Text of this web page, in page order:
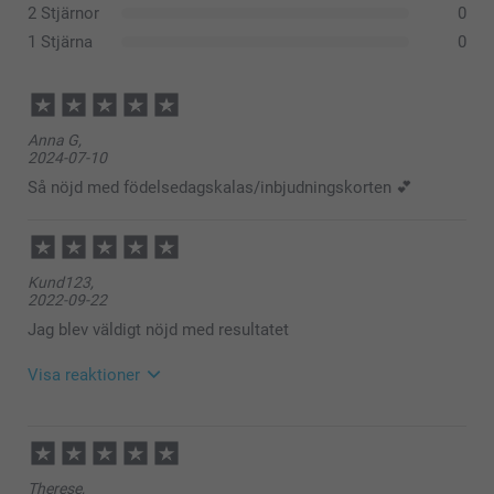
Papper 120 g
Mörkröd
Lavendel
Brun
Papper 160 g
Gnistrande Silver
Gnistrande Guld
2 Stjärnor
0
1 Stjärna
0
Anna G,
2024-07-10
Så nöjd med födelsedagskalas/inbjudningskorten 💕
Kund123,
2022-09-22
Jag blev väldigt nöjd med resultatet
Visa reaktioner
09:13
Hej,
Therese,